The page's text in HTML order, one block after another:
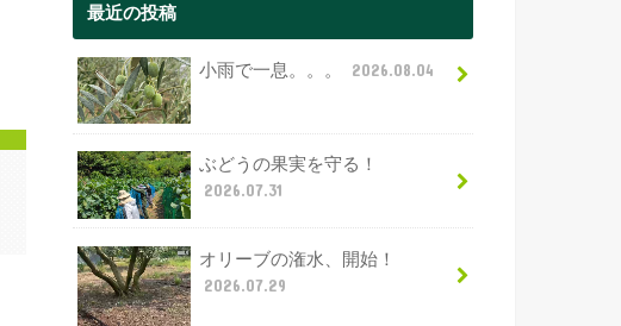
最近の投稿
小雨で一息。。。 2026.08.04
ぶどうの果実を守る！
2026.07.31
オリーブの潅水、開始！
2026.07.29